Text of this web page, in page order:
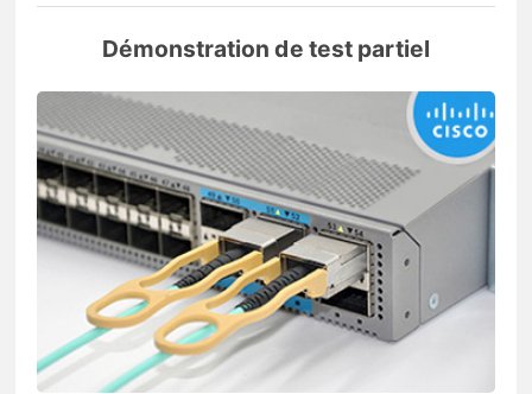
Démonstration de test partiel